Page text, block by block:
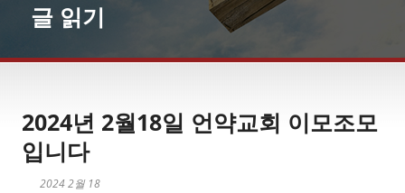
글 읽기
2024년 2월18일 언약교회 이모조모
입니다
2024 2월 18